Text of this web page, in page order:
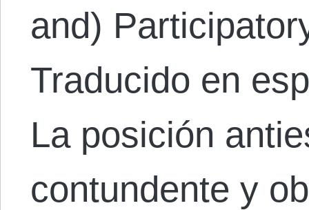
and)
Traducido en
La posición
contundente y